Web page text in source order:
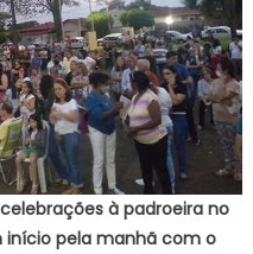
à padroeira no
início pela manhã com o